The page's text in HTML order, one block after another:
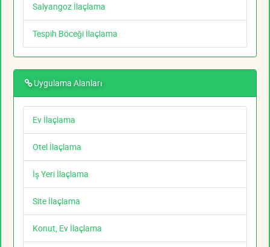
Salyangoz İlaçlama
Tespih Böceği İlaçlama
Uygulama Alanları
Ev İlaçlama
Otel İlaçlama
İş Yeri İlaçlama
Site İlaçlama
Konut, Ev İlaçlama